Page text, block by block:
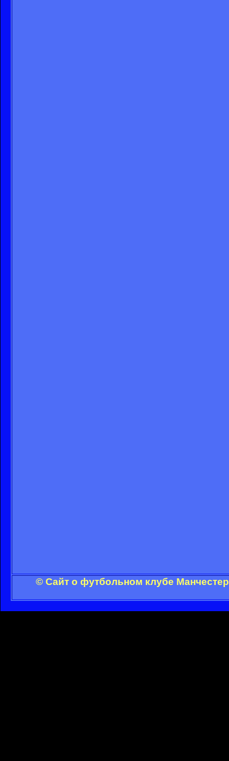
© Сайт о футбольном клубе